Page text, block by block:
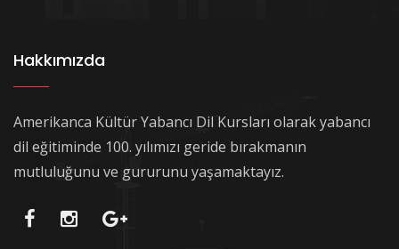
Hakkımızda
Amerikanca Kültür Yabancı Dil Kursları olarak yabancı
dil eğitiminde 100. yılımızı geride bırakmanın
mutluluğunu ve gururunu yaşamaktayız.